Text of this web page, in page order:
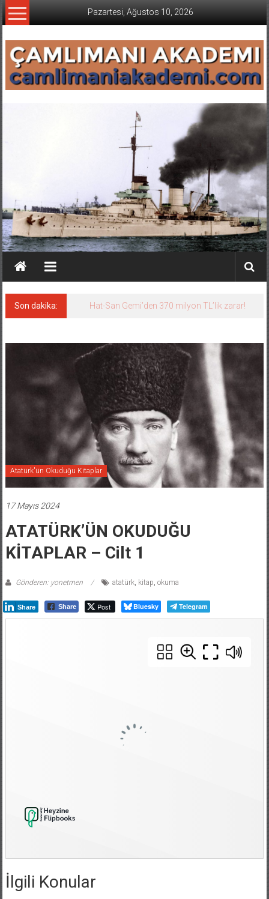
İçeriğe
geç
Pazartesi, Ağustos 10, 2026
Son dakika: Hat-San Gemi’den 370 milyon TL’lik zarar!
Atatürk'ün Okuduğu Kitaplar
17 Mayıs 2024
ATATÜRK’ÜN OKUDUĞU
KİTAPLAR – Cilt 1
Gönderen: yonetmen atatürk, kitap okuma
Share Share Post Bluesky Telegram
İlgili Konular